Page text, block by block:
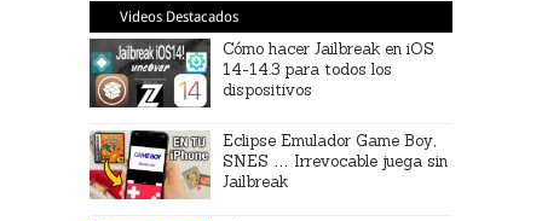
Videos Destacados
Cómo hacer Jailbreak en iOS
14-14.3 para todos los
dispositivos
Eclipse Emulador Game Boy,
SNES … Irrevocable juega sin
Jailbreak